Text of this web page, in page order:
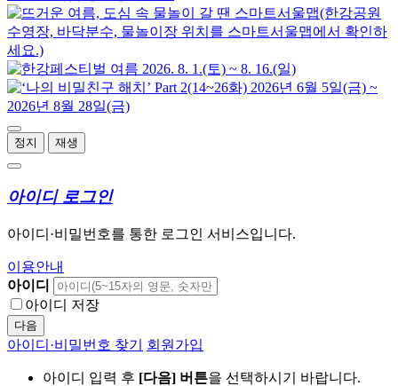
정지 재생
아이디 로그인
아이디·비밀번호를 통한 로그인 서비스입니다.
이용안내
아이디
아이디 저장
다음
아이디·비밀번호 찾기 회원가입
아이디 입력 후 [다음] 버튼을 선택하시기 바랍니다.